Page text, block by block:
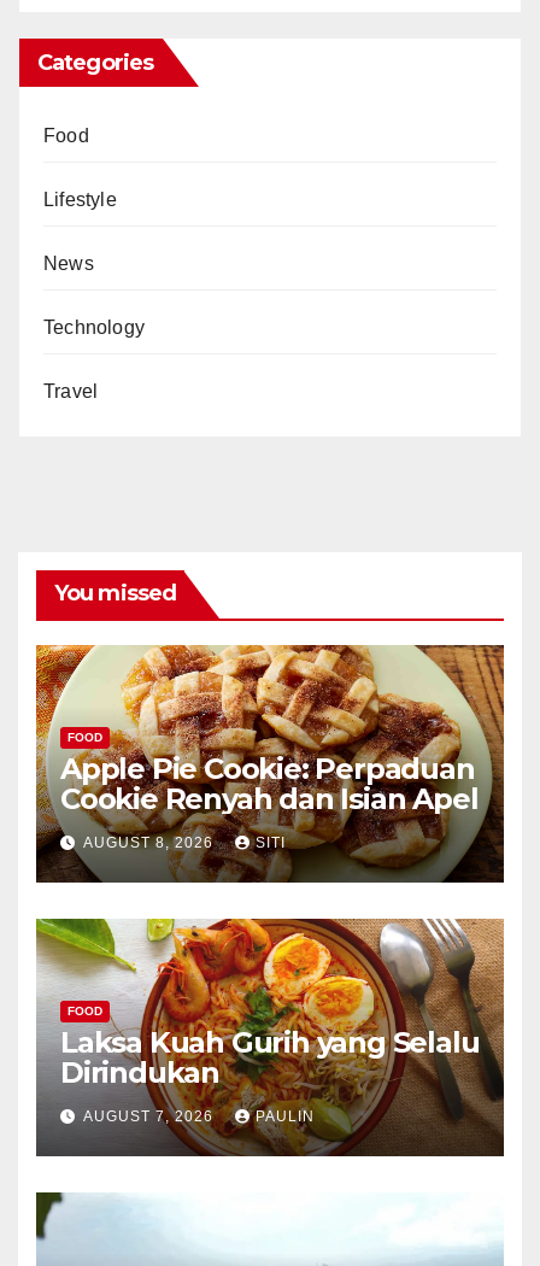
Categories
Food
Lifestyle
News
Technology
Travel
You missed
FOOD
Apple Pie Cookie: Perpaduan
Cookie Renyah dan Isian Apel
AUGUST 8, 2026 SITI
FOOD
Laksa Kuah Gurih yang Selalu
Dirindukan
AUGUST 7, 2026 PAULIN